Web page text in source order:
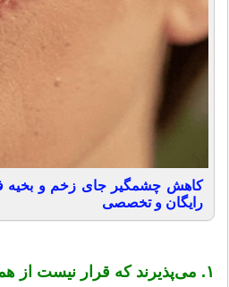
رایگان و تخصصی
۱. می‌پذیرند که قرار نیست از همه آدمها خوششان بیاید.